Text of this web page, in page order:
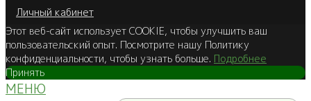
Личный кабинет
Этот веб-сайт использует COOKIE, чтобы улучшить ваш
пользовательский опыт. Посмотрите нашу Политику
конфиденциальности, чтобы узнать больше. Подробнее
Принять
МЕНЮ